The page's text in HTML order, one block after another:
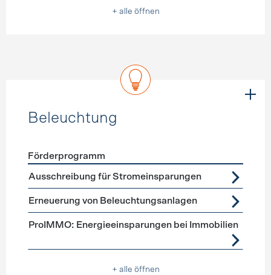
+ alle öffnen
Beleuchtung
Förderprogramme Beleuchtung
Förderprogramm
Ausschreibung für Stromeinsparungen
Erneuerung von Beleuchtungsanlagen
ProIMMO: Energieeinsparungen bei Immobilien
+ alle öffnen